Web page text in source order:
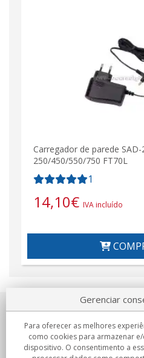
Carregador de parede
250/450/550/750 FT70L
1
14,10€ IVA incluído
Sobre nosotros
Compromissos
Gerenciar
Para oferecer as melhores
como cookies para armazenar
dispositivo. O consentimento a